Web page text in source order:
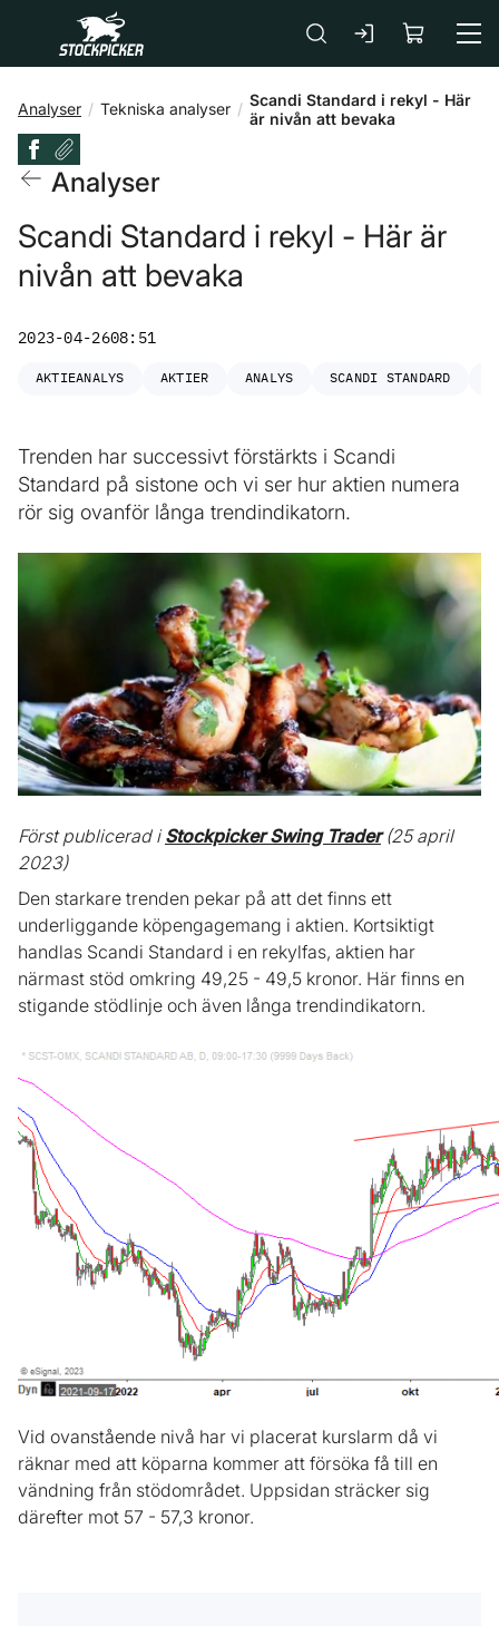
Gå till huvudinnehåll
Analyser Tekniska analyser
Scandi Standard i rekyl - Här
är nivån att bevaka
Analyser
Scandi Standard i rekyl - Här är
nivån att bevaka
2023-04-2608:51
AKTIEANALYS AKTIER ANALYS SCANDI STANDARD
Trenden har successivt förstärkts i Scandi
Standard på sistone och vi ser hur aktien numera
rör sig ovanför långa trendindikatorn.
Först publicerad iStockpicker Swing Trader(25 april
2023)
Den starkare trenden pekar på att det finns ett
underliggande köpengagemang i aktien. Kortsiktigt
handlas Scandi Standard i en rekylfas, aktien har
närmast stöd omkring 49,25 - 49,5 kronor. Här finns en
stigande stödlinje och även långa trendindikatorn.
Vid ovanstående nivå har vi placerat kurslarm då vi
räknar med att köparna kommer att försöka få till en
vändning från stödområdet. Uppsidan sträcker sig
därefter mot 57 - 57,3 kronor.